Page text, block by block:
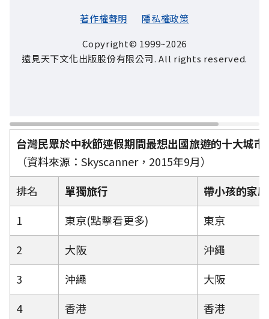
著作權聲明
隱私權政策
Copyright© 1999~2026
遠見天下文化出版股份有限公司. All rights reserved.
台灣民眾於中秋節連假期間最想出國旅遊的十大城市
（資料來源：Skyscanner，2015年9月）
排名
單獨旅行
帶小孩的家庭
1
東京(點擊看更多)
東京
2
大阪
沖繩
3
沖繩
大阪
4
香港 香港